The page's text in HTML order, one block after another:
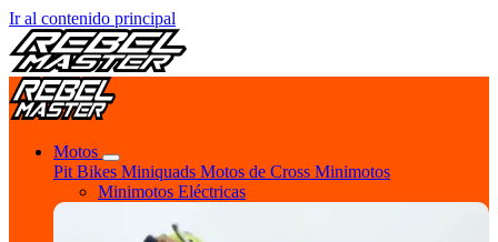
Ir al contenido principal
Motos
Pit Bikes Miniquads Motos de Cross Minimotos
Minimotos Eléctricas